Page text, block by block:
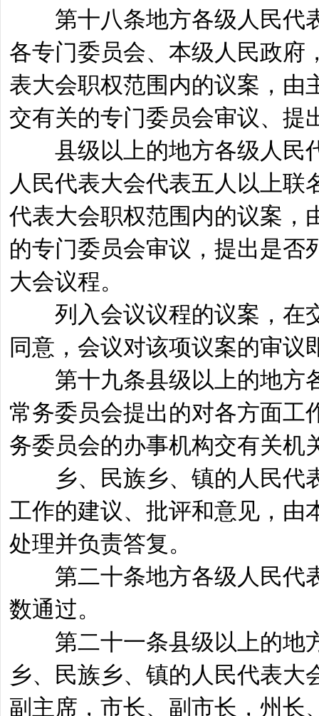
第十八条地方各级人民代表
各专门委员会、本级人民政府
表大会职权范围内的议案，由
交有关的专门委员会审议、提
县级以上的地方各级人民代
人民代表大会代表五人以上
代表大会职权范围内的议案，
的专门委员会审议，提出是否
大会议程。
列入会议议程的议案，在交
同意，会议对该项议案的审议
第十九条县级以上的地方各
常务委员会提出的对各方面工
务委员会的办事机构交有关机
乡、民族乡、镇的人民代表
工作的建议、批评和意见，由
处理并负责答复。
第二十条地方各级人民代表
数通过。
第二十一条县级以上的地
乡、民族乡、镇的人民代表
副主席，市长、副市长，州长